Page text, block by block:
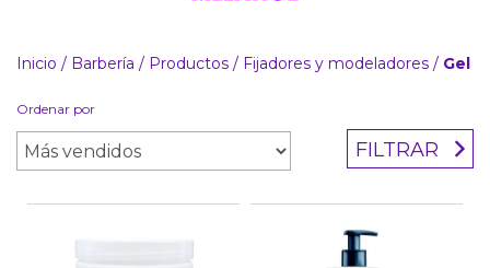
Inicio / Barbería / Productos / Fijadores y modeladores / Gel
Ordenar por
FILTRAR